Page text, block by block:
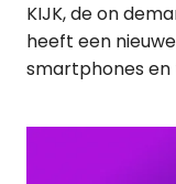
KIJK, de on
heeft een
smartphones